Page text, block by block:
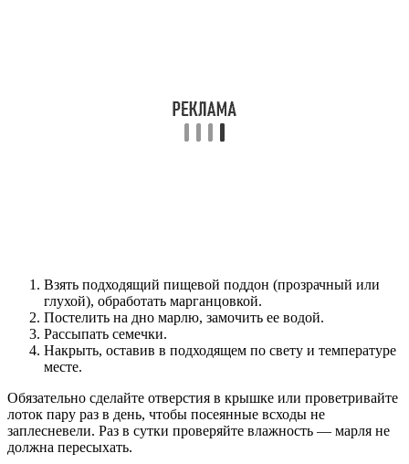
Взять подходящий пищевой поддон (прозрачный или
глухой), обработать марганцовкой.
Постелить на дно марлю, замочить ее водой.
Рассыпать семечки.
Накрыть, оставив в подходящем по свету и температуре
месте.
Обязательно сделайте отверстия в крышке или проветривайте
лоток пару раз в день, чтобы посеянные всходы не
заплесневели. Раз в сутки проверяйте влажность — марля не
должна пересыхать.